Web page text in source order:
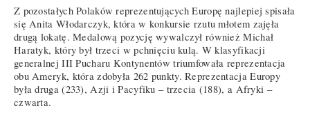
Z pozostałych Polaków reprezentujących Europę najlepiej spisała
się Anita Włodarczyk, która w konkursie rzutu młotem zajęła
drugą lokatę. Medalową pozycję wywalczył również Michał
Haratyk, który był trzeci w pchnięciu kulą. W klasyfikacji
generalnej III Pucharu Kontynentów triumfowała reprezentacja
obu Ameryk, która zdobyła 262 punkty. Reprezentacja Europy
była druga (233), Azji i Pacyfiku – trzecia (188), a Afryki –
czwarta.